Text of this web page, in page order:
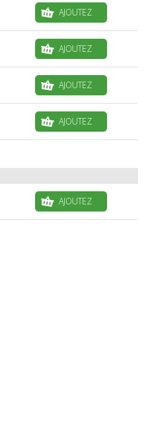
AJOUTEZ
AJOUTEZ
AJOUTEZ
AJOUTEZ
AJOUTEZ